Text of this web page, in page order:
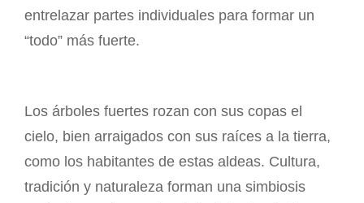
entrelazar partes individuales para formar un
“todo” más fuerte.
Los árboles fuertes rozan con sus copas el
cielo, bien arraigados con sus raíces a la tierra,
como los habitantes de estas aldeas. Cultura,
tradición y naturaleza forman una simbiosis